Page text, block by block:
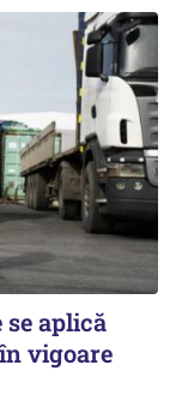
se aplică
vigoare